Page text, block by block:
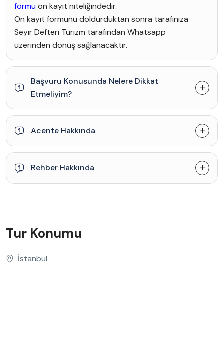
formuön kayıt niteliğindedir.
Ön kayıt formunu doldurduktan sonra tarafınıza
Seyir Defteri Turizm tarafından Whatsapp
üzerinden dönüş sağlanacaktır.
Başvuru Konusunda Nelere Dikkat
Etmeliyim?
Acente Hakkında
Rehber Hakkında
Tur Konumu
İstanbul